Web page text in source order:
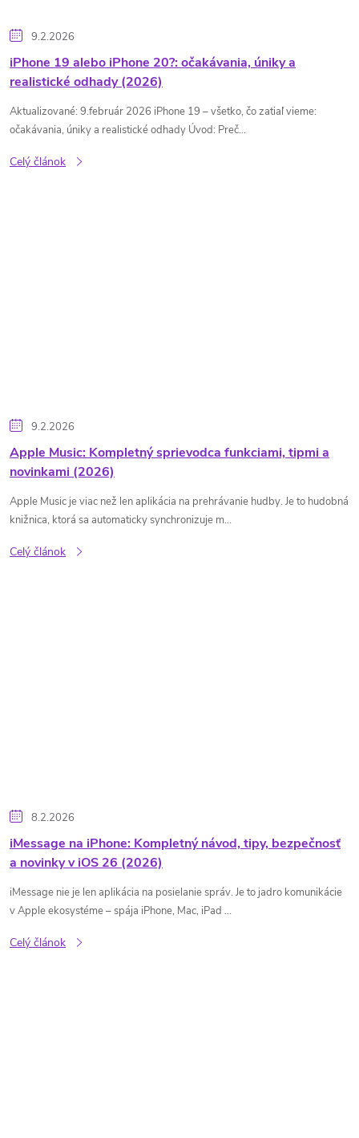
9.2.2026
iPhone 19 alebo iPhone 20?: očakávania, úniky a
realistické odhady (2026)
Aktualizované: 9.február 2026 iPhone 19 – všetko, čo zatiaľ vieme:
očakávania, úniky a realistické odhady Úvod: Preč...
Celý článok
9.2.2026
Apple Music: Kompletný sprievodca funkciami, tipmi a
novinkami (2026)
Apple Music je viac než len aplikácia na prehrávanie hudby. Je to hudobná
knižnica, ktorá sa automaticky synchronizuje m...
Celý článok
8.2.2026
iMessage na iPhone: Kompletný návod, tipy, bezpečnosť
a novinky v iOS 26 (2026)
iMessage nie je len aplikácia na posielanie správ. Je to jadro komunikácie
v Apple ekosystéme – spája iPhone, Mac, iPad ...
Celý článok